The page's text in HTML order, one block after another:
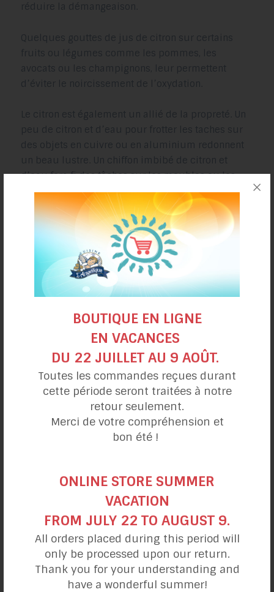
réduire la démangeaison.
Quelques gouttes de jus de citron sur certains
fruits ou légumes comme les pommes, les
avocats ou les champignons, leur permettent
d’éviter le noircissement de l’oxydation.
Le citron est également un allié de la propreté. Un
peu de citron et d’eau pour frotter les taches sur
des objets en cuivre ou en aluminium redonnent
un beau lustre. Un chiffon imbibé de citron et
d’eau fera fi des tâches sur les meubles ou les
comptoirs.
Et enfin, les citrons sont en spécial à l’épicerie ?
Profitez-en ! Et recueillez-en le plus de jus
possible et congelez-le dans des bacs à glaçons.
Vous en aurez ainsi toujours sous la main !
https://www.passeportsante.net/fr/Nutrition/Encyclo
pedieAliments/Fiche.aspx?doc=citron_lime_nu
https://www.femininbio.com/alimentation/actualite
s-et-nouveautes/7-vertus-bienfaits-du-citron-
beaute/nutrition/5-raisons-manger-citron-lime-
https://www.femmeactuelle.fr/sante/medecine-
douce/bienfaits-du-citron-25-vertus-sante-que-
vous-ne-soupconnez-pas-2079387
BOUTIQUE EN LIGNE
EN VACANCES
DU 22 JUILLET AU 9 AOÛT.
Toutes les commandes reçues durant
cette période seront traitées à notre
retour seulement.
Merci de votre compréhension et
bon été !
ONLINE STORE SUMMER
VACATION
FROM JULY 22 TO AUGUST 9.
All orders placed during this period will
only be processed upon our return.
Thank you for your understanding and
have a wonderful summer!